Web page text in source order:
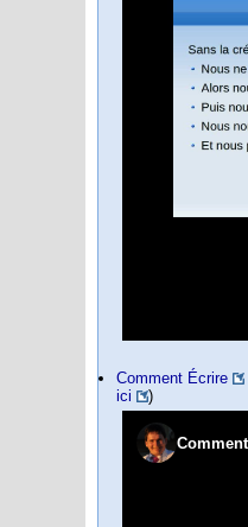
Comment Écrire
ici
)